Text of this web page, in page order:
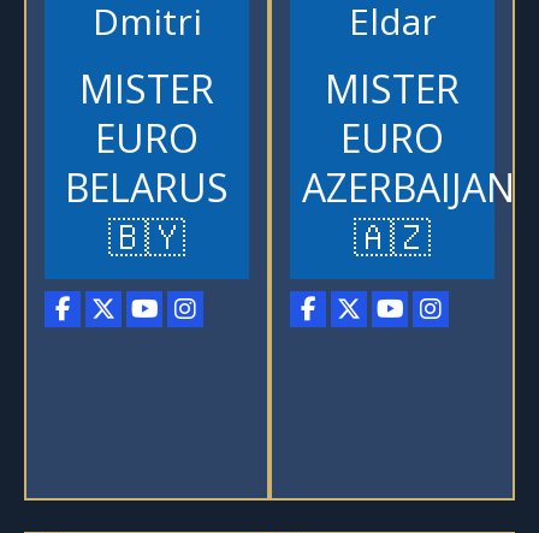
Dmitri
MISTER
EURO
BELARUS
🇧🇾
Eldar
MISTER
EURO
AZERBAIJAN
🇦🇿